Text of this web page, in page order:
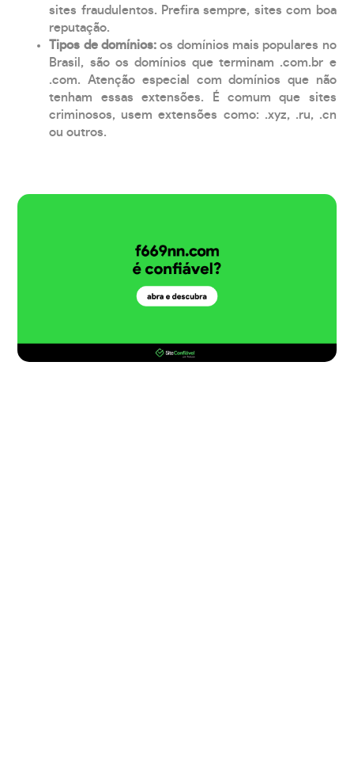
sites fraudulentos. Prefira sempre, sites com boa
reputação.
Tipos de domínios:os domínios mais populares no
Brasil, são os domínios que terminam .com.br e
.com. Atenção especial com domínios que não
tenham essas extensões. É comum que sites
criminosos, usem extensões como: .xyz, .ru, .cn
ou outros.